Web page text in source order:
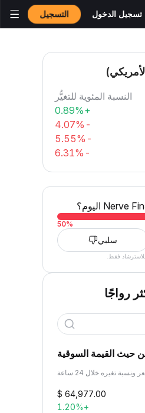
تسجيل الدخول التسجيل
النسبة المئوية للتغيُّر
+0.89%
-4.07%
-5.55%
-6.31%
50%
سلبي
فقط.
رواجًا
حيث القيمة السوقية
ونسبة تغيره خلال 24 ساعة
$ 64,977.00
+1.20%